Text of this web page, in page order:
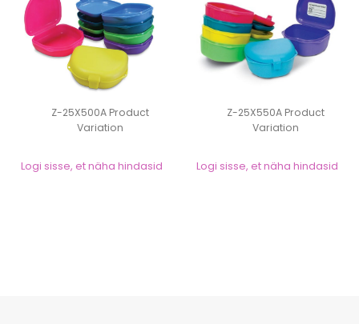
Z-25X500A Product
Variation
Logi sisse, et näha hindasid
Z-25X550A Product
Variation
Logi sisse, et näha hindasid